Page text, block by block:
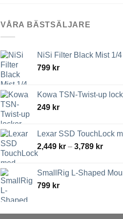
VÅRA BÄSTSÄLJARE
NiSi Filter Black Mist 1/
799 kr
Kowa TSN-Twist-up
249 kr
Lexar SSD TouchLock
2,449 kr – 3,789 kr
3,789
SmallRig L-Shaped
799 kr